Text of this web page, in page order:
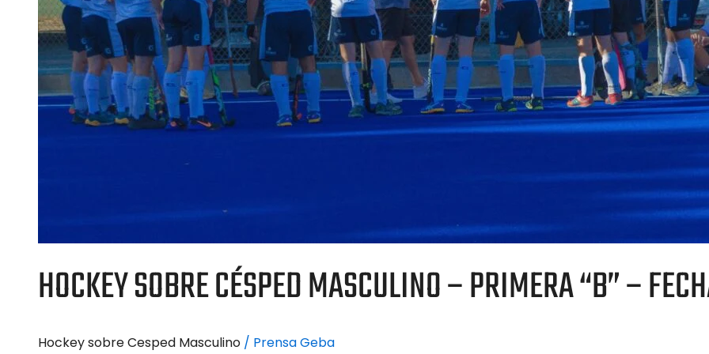
HOCKEY SOBRE CÉSPED MASCULINO – PRIMERA “B” –
Hockey sobre Cesped Masculino / Prensa Geba